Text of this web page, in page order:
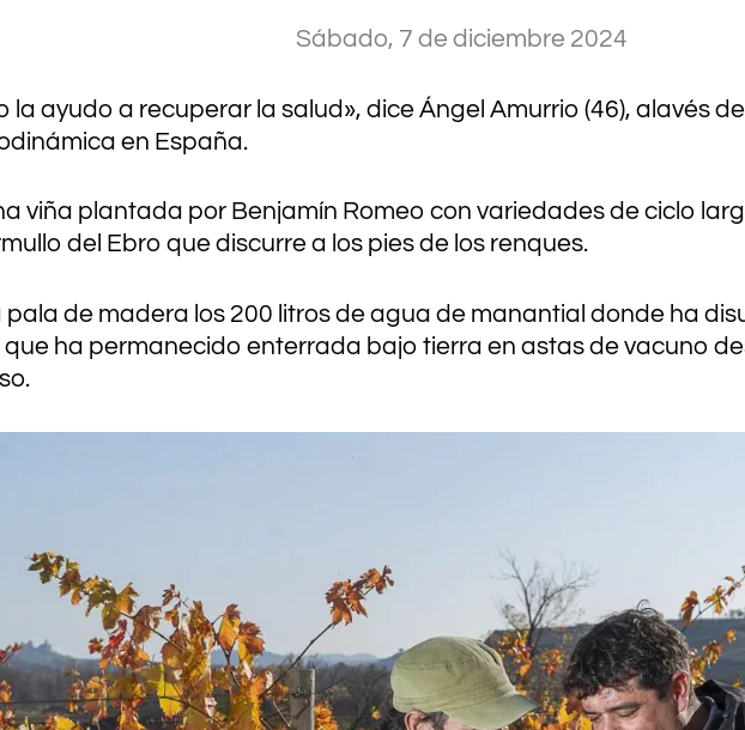
Sábado, 7 de diciembre 2024
la ayudo a recuperar la salud», dice Ángel Amurrio (46), alavés
en España.
viña plantada por Benjamín Romeo con variedades de ciclo
del Ebro que discurre a los pies de los renques.
de madera los 200 litros de agua de manantial donde ha
ha permanecido enterrada bajo tierra en astas de vacuno